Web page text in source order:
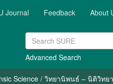
Journal Feedback About
Advanced Search
Science / วิทยานิพนธ์ – นิติวิทย